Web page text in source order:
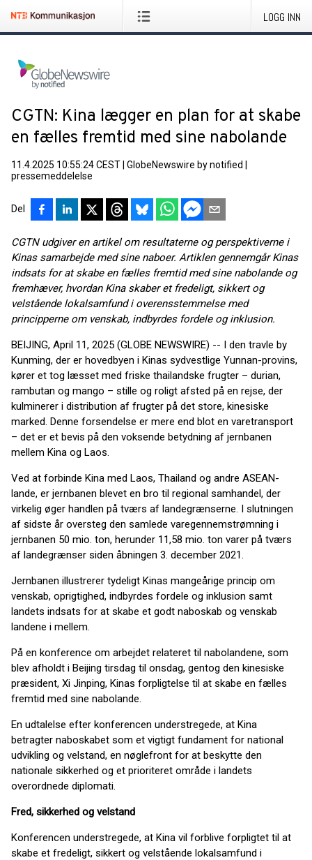
LOGG INN
CGTN: Kina lægger en plan for at skabe
en fælles fremtid med sine nabolande
11.4.2025 10:55:24 CEST GlobeNewswire by notified
pressemeddelelse
Del
CGTN udgiver en artikel om resultaterne og perspektiverne i
Kinas samarbejde med sine naboer. Artiklen gennemgår Kinas
indsats for at skabe en fælles fremtid med sine nabolande og
fremhæver, hvordan Kina skaber et fredeligt, sikkert og
velstående lokalsamfund i overensstemmelse med
principperne om venskab, indbyrdes fordele og inklusion.
BEIJING, April 11, 2025 (GLOBE NEWSWIRE) -- I den travle by
Kunming, der er hovedbyen i Kinas sydvestlige Yunnan-provins,
kører et tog læsset med friske thailandske frugter – durian,
rambutan og mango – stille og roligt afsted på en rejse, der
kulminerer i distribution af frugter på det store, kinesiske
marked. Denne forsendelse er mere end blot en varetransport
– det er et bevis på den voksende betydning af jernbanen
mellem Kina og Laos.
Ved at forbinde Kina med Laos, Thailand og andre ASEAN-
lande, er jernbanen blevet en bro til regional samhandel, der
virkelig øger handlen på tværs af landegrænserne. I slutningen
af sidste år oversteg den samlede varegennemstrømning i
jernbanen 50 mio. ton, herunder 11,58 mio. ton varer på tværs
af landegrænser siden åbningen 3. december 2021.
Jernbanen illustrerer tydeligt Kinas mangeårige princip om
venskab, oprigtighed, indbyrdes fordele og inklusion samt
landets indsats for at skabe et godt naboskab og venskab
landene i mellem.
På en konference om arbejdet relateret til nabolandene, som
blev afholdt i Beijing tirsdag til onsdag, gentog den kinesiske
præsident, Xi Jinping, Kinas forpligtelse til at skabe en fælles
fremtid med sine nabolande.
En udtalelse efter konferencen understregede, at Kina
betragter naboskabet som et vigtigt fundament for national
udvikling og velstand, en nøglefront for at beskytte den
nationale sikkerhed og et prioriteret område i landets
overordnede diplomati.
Fred, sikkerhed og velstand
Konferencen understregede, at Kina vil forblive forpligtet til at
skabe et fredeligt, sikkert og velstående lokalsamfund i